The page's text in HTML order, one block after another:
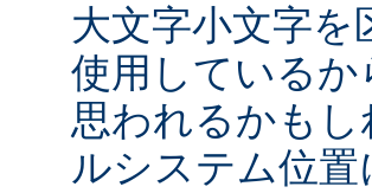
大文字小文字
使用している
思われるかも
ルシステム位